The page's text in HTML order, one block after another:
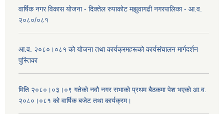
वार्षिक नगर विकास योजना - दिक्तेल रुपाकोट मझुवागढी नगरपालिका - आ.व.
२०८०/०८१
आ.व. २०८०।०८१ को योजना तथा कार्यक्रमहरूको कार्यसंचालन मार्गदर्शन
पुस्तिका
मिति २०८०।०३।०९ गतेको नवौ नगर सभाको प्रथम बैठकमा पेश भएको आ.व.
२०८०।०८१ को वार्षिक बजेट तथा कार्यक्रम।